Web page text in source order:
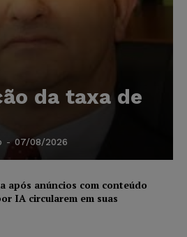
da taxa de
- 07/08/2026
após anúncios com conteúdo
IA circularem em suas